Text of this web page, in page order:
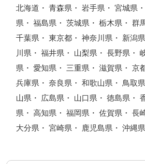
北海道・ 青森県・ 岩手県・ 宮城県
県・ 福島県・ 茨城県・ 栃木県・ 群
千葉県・ 東京都・ 神奈川県・ 新潟
川県・ 福井県・ 山梨県・ 長野県・
県・ 愛知県・ 三重県・ 滋賀県・ 京
兵庫県・ 奈良県・ 和歌山県・ 鳥取
山県・ 広島県・ 山口県・ 徳島県・
県・ 高知県・ 福岡県・ 佐賀県・ 長
大分県・ 宮崎県・ 鹿児島県・ 沖縄県